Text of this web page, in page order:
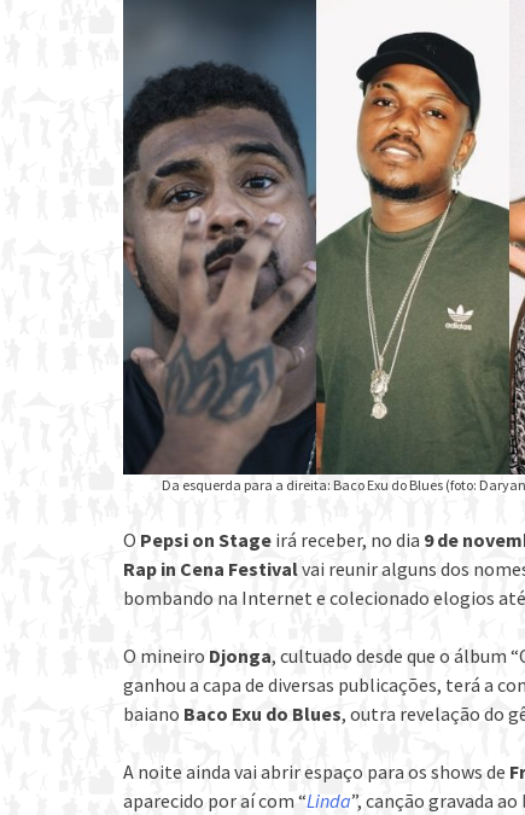
Da esquerda para a direita: Baco Exu do Blues (foto:
O Pepsi on Stage irá receber, no dia 9 de
Rap in Cena Festivalvai reunir alguns dos
bombando na Internet e colecionado elogios
O mineiro Djonga, cultuado desde que o álbum
ganhou a capa de diversas publicações, terá a
baiano Baco Exu do Blues, outra revelação do
A noite ainda vai abrir espaço para os shows de
aparecido por aí com “Linda”, canção gravada